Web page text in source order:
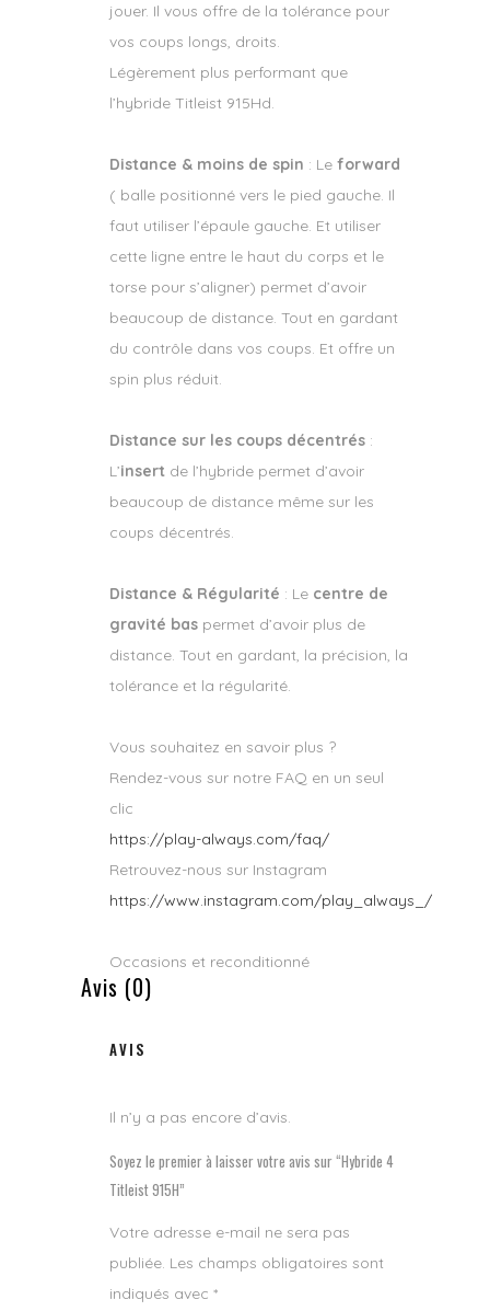
jouer. Il vous offre de la tolérance pour
vos coups longs, droits.
Légèrement plus performant que
l’hybride Titleist 915Hd.
Distance & moins de spin : Le forward
( balle positionné vers le pied gauche. Il
faut utiliser l’épaule gauche. Et utiliser
cette ligne entre le haut du corps et le
torse pour s’aligner) permet d’avoir
beaucoup de distance. Tout en gardant
du contrôle dans vos coups. Et offre un
spin plus réduit.
Distance sur les coups décentrés :
L’insert de l’hybride permet d’avoir
beaucoup de distance même sur les
coups décentrés.
Distance & Régularité : Le centre de
gravité bas permet d’avoir plus de
distance. Tout en gardant, la précision, la
tolérance et la régularité.
Vous souhaitez en savoir plus ?
Rendez-vous sur notre FAQ en un seul
clic
https://play-always.com/faq/
Retrouvez-nous sur Instagram
https://www.instagram.com/play_always_/
Occasions et reconditionné
Avis (0)
AVIS
Il n’y a pas encore d’avis.
Soyez le premier à laisser votre avis sur “Hybride 4
Titleist 915H”
Votre adresse e-mail ne sera pas
publiée. Les champs obligatoires sont
indiqués avec *